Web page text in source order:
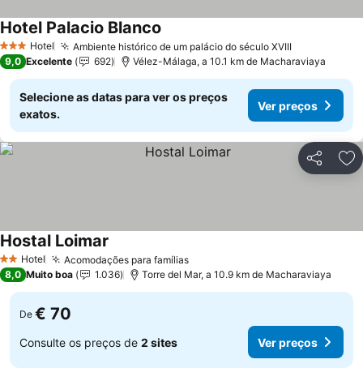
3 EstrelasHotel Ambiente histórico de um palácio do século XVIIIVer preços
Hotel Palacio Blanco
9,0 Excelente 692 Vélez-Málaga, a 10.1 km de Macharaviaya
Selecione as datas para ver os preços
exatos.
Ver preços
Partilhar
2 Estrelas
Hotel Acomodações para famíliasVer preços
Hostal Loimar
8,0 Muito boa 1.036 Torre del Mar, a 10.9 km de Macharaviaya
De € 70
Consulte os preços de 2 sites Ver preços